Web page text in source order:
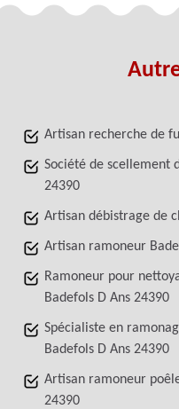
Artisan recherche de
Société de scellement
24390
Artisan débistrage de
Artisan ramoneur
Ramoneur pour
Badefols D Ans 24390
Spécialiste en
Badefols D Ans 24390
Artisan ramoneur
24390